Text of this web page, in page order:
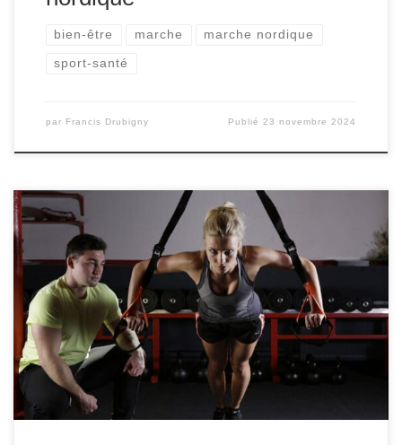
bien-être marche marche nordique
sport-santé
par Francis Drubigny Publié23 novembre 2024
Des rafales d’activité à haute intensité peuvent donner
des résultats importants en peu de temps. L’entraînement
par intervalles de haute intensité, ou HIIT, semble assez
intimidant. Mais les séances d’entraînement HIIT sont
POUR TOUT LE MONDE – et elles sont particulièrement
bénéfiques pour ceux d’entre nous qui sont plus âgés […]